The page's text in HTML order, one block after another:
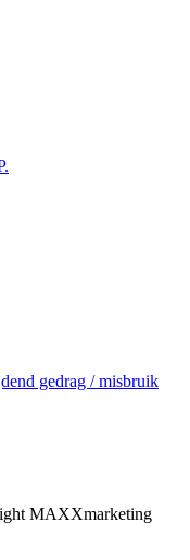
gedrag / misbruik
MAXXmarketing